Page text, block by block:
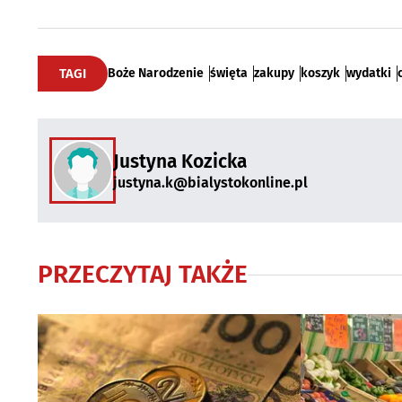
TAGI Boże Narodzenie święta zakupy koszyk wydatki
Justyna Kozicka
justyna.k@bialystokonline.pl
PRZECZYTAJ TAKŻE